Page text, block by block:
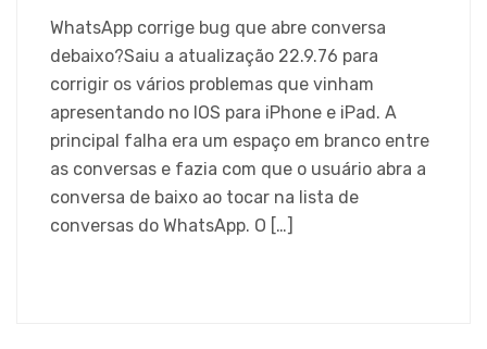
WhatsApp corrige bug que abre conversa
debaixo?Saiu a atualização 22.9.76 para
corrigir os vários problemas que vinham
apresentando no IOS para iPhone e iPad. A
principal falha era um espaço em branco entre
as conversas e fazia com que o usuário abra a
conversa de baixo ao tocar na lista de
conversas do WhatsApp. O […]